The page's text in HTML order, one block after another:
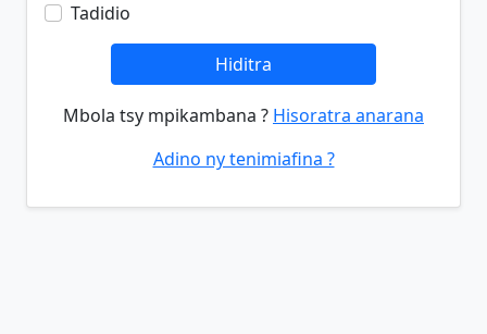
Tadidio
Hiditra
Mbola tsy mpikambana ? Hisoratra anarana
Adino ny tenimiafina ?